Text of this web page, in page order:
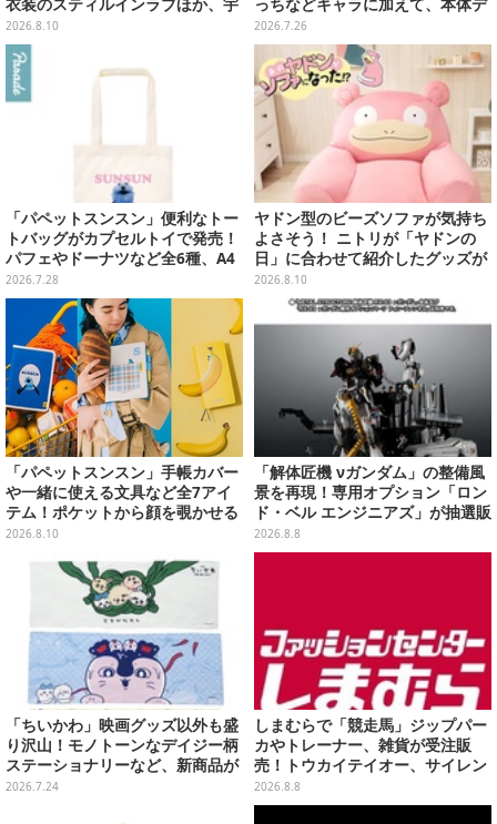
衣装のスティルインラブほか、宇
宙走娘<コスモピュエラ>など全30
種
2026.8.10
っちなどキャラに加えて、本体デ
ザイン含む全10種
2026.7.26
「パペットスンスン」便利なトー
トバッグがカプセルトイで発売！
パフェやドーナツなど全6種、A4
サイズがすっぽり入る大きさ
2026.7.28
ヤドン型のビーズソファが気持ち
よさそう！ ニトリが「ヤドンの
日」に合わせて紹介したグッズが
思わず欲しくなる…メタモン、コ
ダック、ゲンガーなどもラインナ
2026.8.10
「パペットスンスン」手帳カバー
や一緒に使える文具など全7アイ
テム！ポケットから顔を覗かせる
スンスンほか遊び心満載のデザイ
2026.8.10
「解体匠機 νガンダム」の整備風
景を再現！専用オプション「ロン
ド・ベル エンジニアズ」が抽選販
売
2026.8.8
「ちいかわ」映画グッズ以外も盛
り沢山！モノトーンなデイジー柄
ステーショナリーなど、新商品が
本日7月24日11時より発売
2026.7.24
しまむらで「競走馬」ジップパー
カやトレーナー、雑貨が受注販
売！トウカイテイオー、サイレン
ススズカなど名馬をデザイン
2026.8.8